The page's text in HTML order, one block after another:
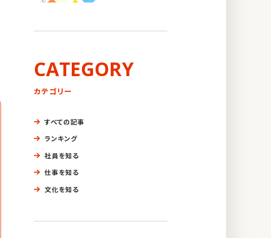
CATEGORY
カテゴリー
すべての記事
ランキング
社員を知る
仕事を知る
文化を知る